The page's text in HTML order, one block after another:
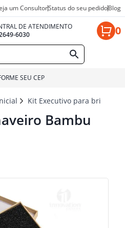
um ConsultorStatus do seu pedidoBlog
DE ATENDIMENTO
6030
0
SEU CEP
Kit Executivo para brindes
Bambu